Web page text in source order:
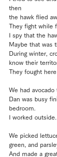
then
the hawk flied
They fight while
I spy that the
Maybe that was
During winter,
know their
They fought
We had avocado
Dan was busy
bedroom.
I worked outside.
We picked
green, and
And made a